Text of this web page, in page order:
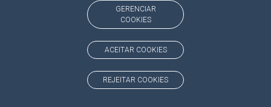
GERENCIAR
COOKIES
ACEITAR COOKIES
REJEITAR COOKIES
SIGA NOSSAS REDES SOCIAIS
FacebookInstagram